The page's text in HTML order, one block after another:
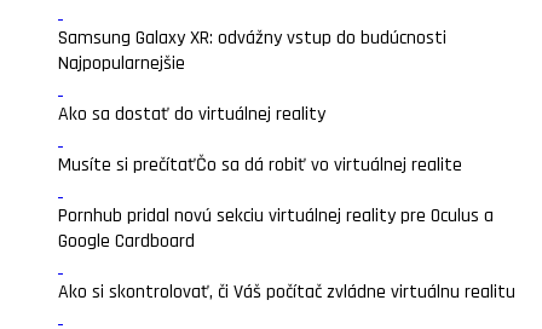
Samsung Galaxy XR: odvážny vstup do budúcnosti
Najpopularnejšie
Ako sa dostať do virtuálnej reality
Musíte si prečítaťČo sa dá robiť vo virtuálnej realite
Pornhub pridal novú sekciu virtuálnej reality pre Oculus a
Google Cardboard
Ako si skontrolovať, či Váš počítač zvládne virtuálnu realitu